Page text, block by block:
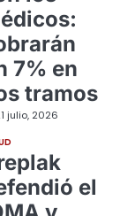
7% en
tramos
julio, 2026
el